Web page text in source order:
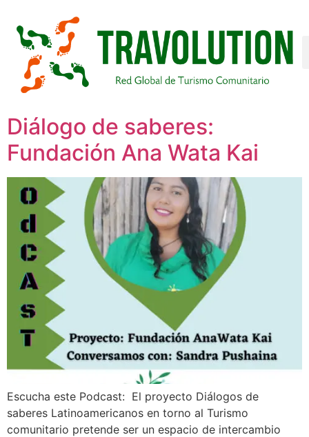
Diálogo de saberes:
Fundación Ana Wata Kai
Escucha este Podcast: El proyecto Diálogos de
saberes Latinoamericanos en torno al Turismo
comunitario pretende ser un espacio de intercambio